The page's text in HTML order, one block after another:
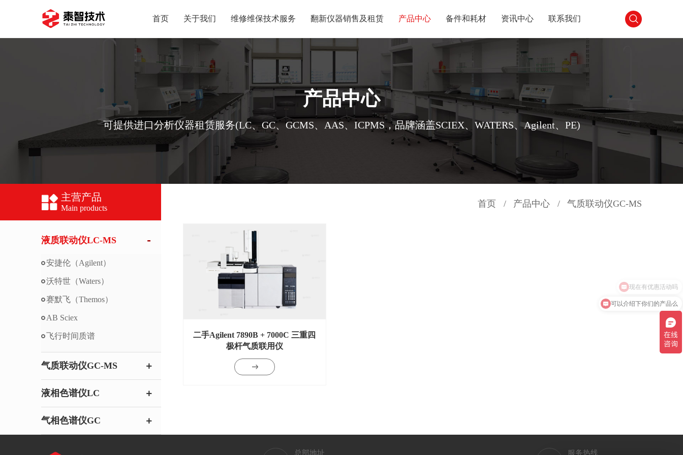
首页 关于我们 维修维保技术服务 翻新仪器销售及租赁 产品中心 备件和耗材 资讯中心 联系我们
产品中心
可提供进口分析仪器租赁服务(LC、GC、GCMS、AAS、ICPMS，品牌涵盖SCIEX、WATERS、Agilent、PE)
主营产品
Main products
液质联动仪LC-MS
安捷伦（Agilent）
沃特世（Waters）
赛默飞（Themos）
AB Sciex
飞行时间质谱
气质联动仪GC-MS
液相色谱仪LC
气相色谱仪GC
首页 / 产品中心 / 气质联动仪GC-MS
二手Agilent 7890B + 7000C 三重四
极杆气质联用仪
总部地址 服务热线
可以介绍下你们的产品么